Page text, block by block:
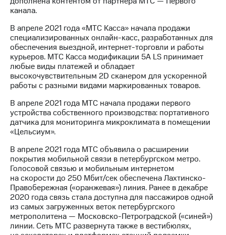
канала.
В апреле 2021 года «МТС Касса» начала продажи
специализированных онлайн-касс, разработанных для
обеспечения выездной, интернет-торговли и работы
курьеров. МТС Касса модификации 5А LS принимает
любые виды платежей и обладает
высокочувствительным 2D сканером для ускоренной
работы с разными видами маркированных товаров.
В апреле 2021 года МТС начала продажи первого
устройства собственного производства: портативного
датчика для мониторинга микроклимата в помещении
«Цельсиум».
В апреле 2021 года МТС объявила о расширении
покрытия мобильной связи в петербургском метро.
Голосовой связью и мобильным интернетом
на скорости до 250 Мбит/сек обеспечена Лахтинско-
Правобережная («оранжевая») линия. Ранее в декабре
2020 года связь стала доступна для пассажиров одной
из самых загруженных веток петербургского
метрополитена — Московско-Петроградской («синей»)
линии. Сеть МТС развернута также в вестибюлях,